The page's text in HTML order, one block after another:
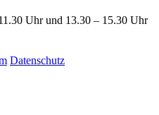
Uhr und 13.30 – 15.30 Uhr
Datenschutz